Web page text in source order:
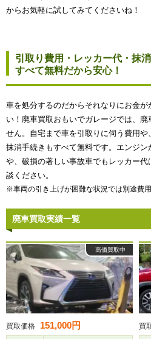
からお気軽に試してみてくださいね！
引取り費用・レッカー代・抹
すべて無料だから安心！
車を処分するのだからそれなりにお金
い！廃車買取おもいでガレージでは、
せん。自宅まで車を引取りに伺う費用
抹消手続きもすべて無料です。エンジ
や、破損の著しい事故車でもレッカー
談ください。
※車両の引き上げが困難な状況では別途費
廃車買取実績一覧
高価買取中
買取価格 151,000円 買